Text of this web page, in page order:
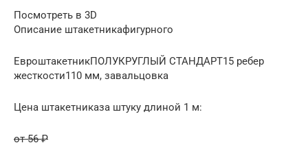
Посмотреть в 3D
Описание штакетникафигурного
ЕвроштакетникПОЛУКРУГЛЫЙ СТАНДАРТ15 ребер
жесткости110 мм, завальцовка
Цена штакетниказа штуку длиной 1 м:
от 56 ₽